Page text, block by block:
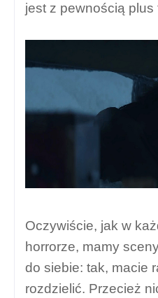
jest z pewnością plus
Oczywiście, jak w
horrorze, mamy
do siebie: tak, macie
rozdzielić. Przecież